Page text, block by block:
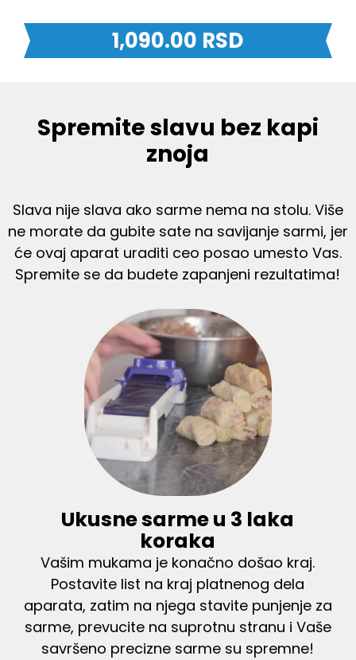
1,090.00 RSD
Spremite slavu bez kapi
znoja
Slava nije slava ako sarme nema na stolu. Više
ne morate da gubite sate na savijanje sarmi, jer
će ovaj aparat uraditi ceo posao umesto Vas.
Spremite se da budete zapanjeni rezultatima!
Ukusne sarme u 3 laka
koraka
Vašim mukama je konačno došao kraj.
Postavite list na kraj platnenog dela
aparata, zatim na njega stavite punjenje za
sarme, prevucite na suprotnu stranu i Vaše
savršeno precizne sarme su spremne!